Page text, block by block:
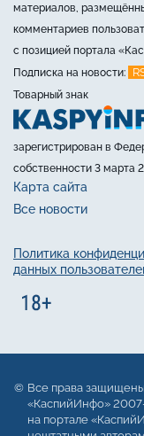
материалов,
комментариев
с позицией портала
Подписка на новости:
Товарный знак
зарегистрирован в
собственности 3 марта
Карта сайта
Все новости
Политика
данных
Все права
«КаспийИнфо»
на портале